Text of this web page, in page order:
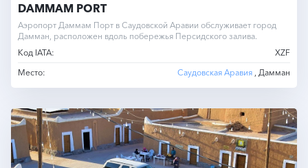
DAMMAM PORT
Аэропорт Даммам Порт в Саудовской Аравии обслуживает город
Дамман, расположен вдоль побережья Персидского залива.
Код IATA:
XZF
Место:
Саудовская Аравия , Дамман